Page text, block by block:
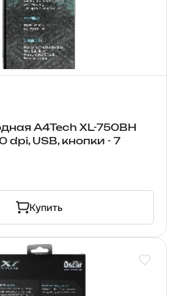
A4Tech XL-750BH
dpi, USB, кнопки - 7
Купить